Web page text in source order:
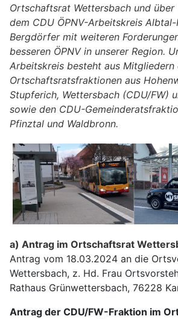
Ortschaftsrat Wettersbach und über
dem CDU ÖPNV-Arbeitskreis
Bergdörfer mit weiteren
besseren ÖPNV in unserer Region.
Arbeitskreis besteht aus Mitgliedern
Ortschaftsratsfraktionen aus
Stupferich, Wettersbach (CDU/FW)
sowie den CDU-
Pfinztal und Waldbronn.
a) Antrag im Ortschaftsrat
Antrag vom 18.03.2024 an die
Wettersbach, z. Hd. Frau
Rathaus Grünwettersbach, 76228
Antrag der CDU/FW-Fraktion im